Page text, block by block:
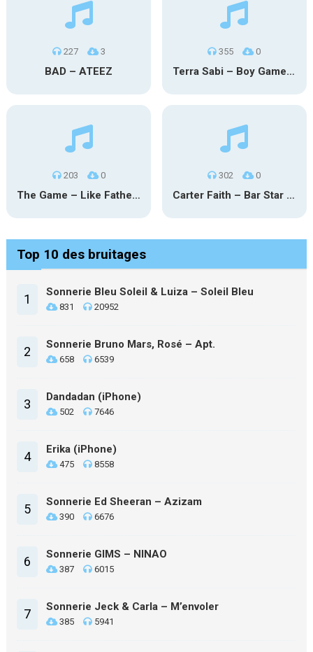
227 3
BAD – ATEEZ
355 0
Terra Sabi – Boy Game X Marcia Cruz
203 0
The Game – Like Father Like Daughter
302 0
Carter Faith – Bar Star Vevo
Top 10 des bruitages
1 Sonnerie Bleu Soleil & Luiza – Soleil Bleu
831 20952
2 Sonnerie Bruno Mars, Rosé – Apt.
658 6539
3 Dandadan (iPhone)
502 7646
4 Erika (iPhone)
475 8558
5 Sonnerie Ed Sheeran – Azizam
390 6676
6 Sonnerie GIMS – NINAO
387 6015
7 Sonnerie Jeck & Carla – M’envoler
385 5941